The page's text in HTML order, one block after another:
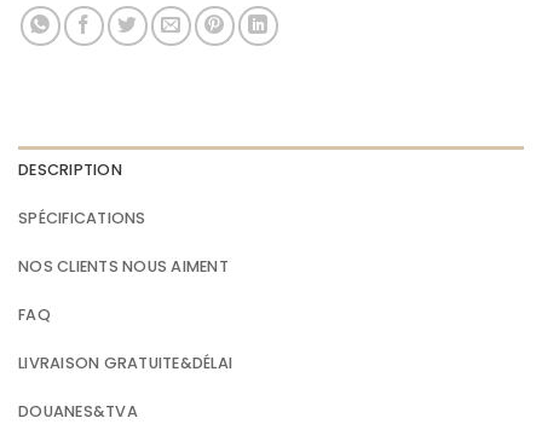
DESCRIPTION
SPÉCIFICATIONS
NOS CLIENTS NOUS AIMENT
FAQ
LIVRAISON GRATUITE&DÉLAI
DOUANES&TVA